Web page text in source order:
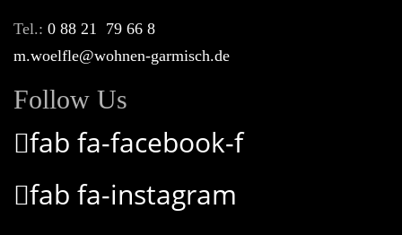
Tel.: 0 88 21 79 66 8
m.woelfle@wohnen-garmisch.de
Follow Us
fab fa-facebook-f
fab fa-instagram